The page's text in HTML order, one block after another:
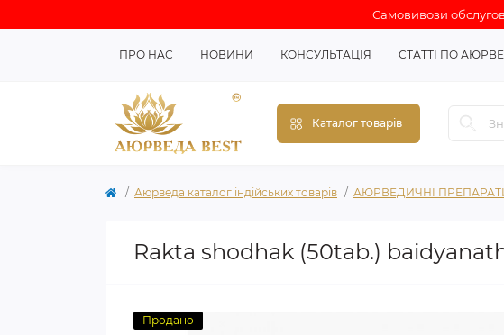
Самовивози
ПРО НАС НОВИНИ КОНСУЛЬТАЦІЯ СТАТТІ ПО
Каталог товарів
Аюрведа каталог індійських товарів АЮРВЕДИЧНІ
Rakta shodhak (50tab.)
Продано